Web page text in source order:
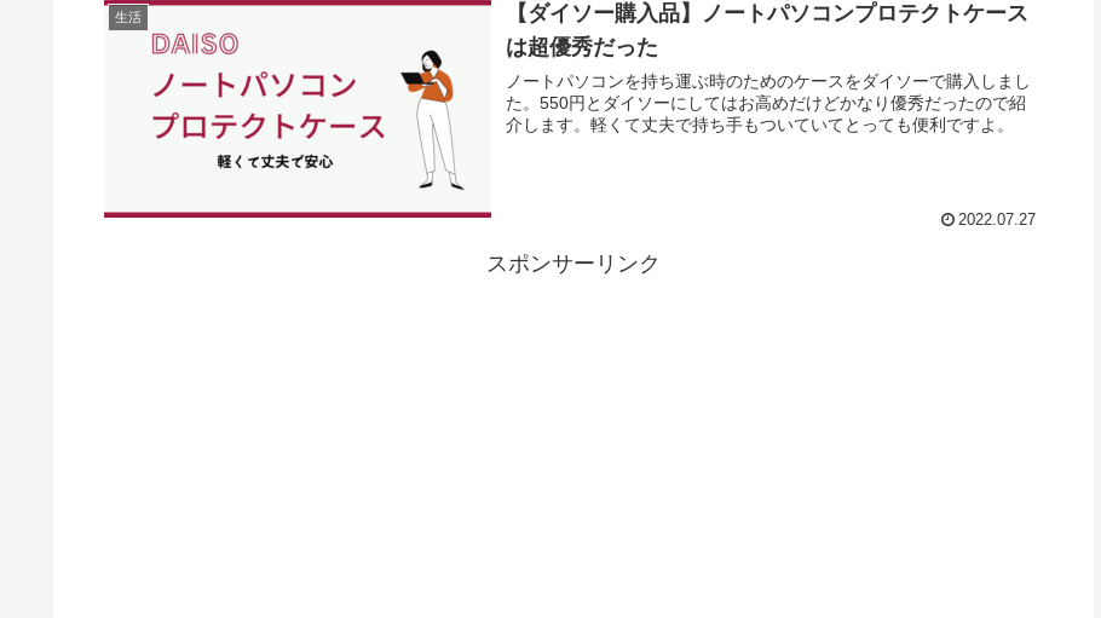
生活
【ダイソー購入品】ノートパソコンプロテクトケース
は超優秀だった
ノートパソコンを持ち運ぶ時のためのケースをダイソーで購入しまし
た。550円とダイソーにしてはお高めだけどかなり優秀だったので紹
介します。軽くて丈夫で持ち手もついていてとっても便利ですよ。
2022.07.27
スポンサーリンク